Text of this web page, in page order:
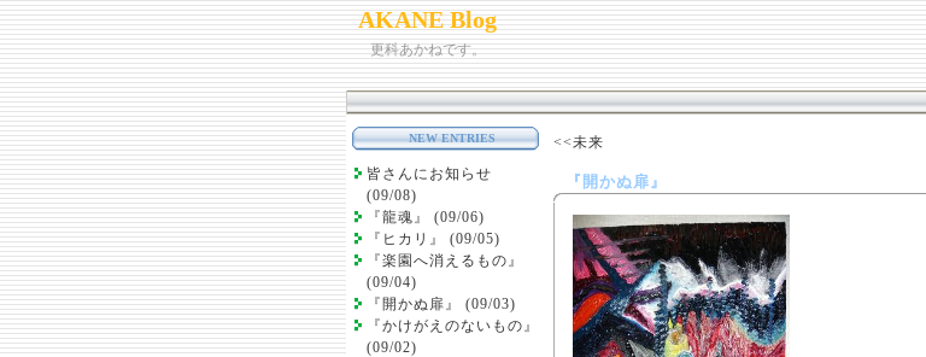
AKANE Blog
更科あかねです。
NEW ENTRIES
皆さんにお知らせ
(09/08)
『龍魂』 (09/06)
『ヒカリ』 (09/05)
『楽園へ消えるもの』
(09/04)
『開かぬ扉』 (09/03)
『かけがえのないもの』
(09/02)
<<未来
『開かぬ扉』